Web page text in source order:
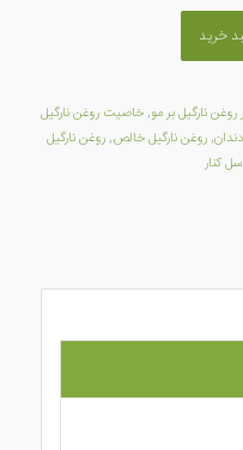
خرید
روغن نارگیل بر مو, خاصیت روغن نارگیل
, روغن نارگیل خالص, روغن نارگیل
کنار